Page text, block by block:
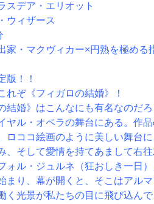
スデア・エリオット
ウィザース
家・マクヴィカー×円熟を極める
版！！
れぞ《フィガロの結婚》！
結婚》はこんなにも有名なのだ
ヤル・オペラの舞台にある。作
ロココ絵画のように美しい舞台
、そして愛情を持てあまして右
ォル・ジュルネ（狂おしき一日
まり、幕が開くと、そこはアルマ
く光景が私たちの目に飛び込ん